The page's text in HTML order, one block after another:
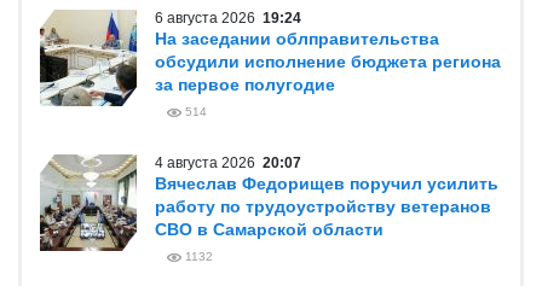
6 августа 2026 19:24
На заседании облправительства
обсудили исполнение бюджета региона
за первое полугодие
514
4 августа 2026 20:07
Вячеслав Федорищев поручил усилить
работу по трудоустройству ветеранов
СВО в Самарской области
1132